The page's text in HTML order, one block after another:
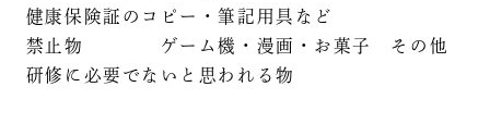
健康保険証のコピー・筆記用具など
禁止物 ゲーム機・漫画・お菓子 その他
研修に必要でないと思われる物